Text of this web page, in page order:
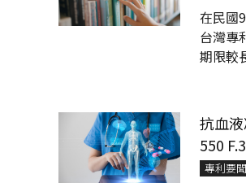
在民國
台灣專
期限較
經過18
發及投
一步研
抗血
550
專利要聞